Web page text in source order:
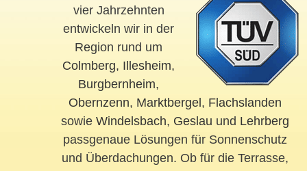
vier Jahrzehnten
entwickeln wir in der
Region rund um
Colmberg, Illesheim,
Burgbernheim,
Obernzenn, Marktbergel , Flachslanden
sowieWindelsbach, Geslau und Lehrberg
passgenaue Lösungen für Sonnenschutz
und Überdachungen. Ob für die Terrasse,